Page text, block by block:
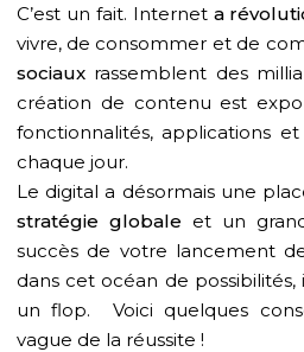
C’est un fait. Internet a
vivre, de consommer et de
sociauxrassemblent des
création de contenu est
fonctionnalités, applications
chaque jour.
Le digital a désormais une
stratégie globale et un
succès de votre lancement
dans cet océan de possibilités,
un flop. Voici quelques
vague de la réussite !